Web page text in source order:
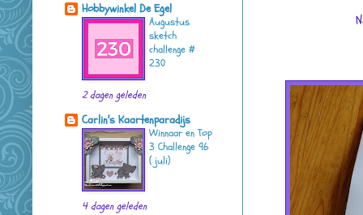
Hobbywinkel De Egel
Augustus
sketch
challenge #
230
2 dagen geleden
Carlin's Kaartenparadijs
Winnaar en Top
3 Challenge 96
( juli)
4 dagen geleden